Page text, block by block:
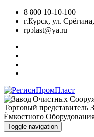
8 800 10-10-100
г.Курск, ул.
rpplast@ya.ru
Торговый
Ёмкостного
Toggle navigation